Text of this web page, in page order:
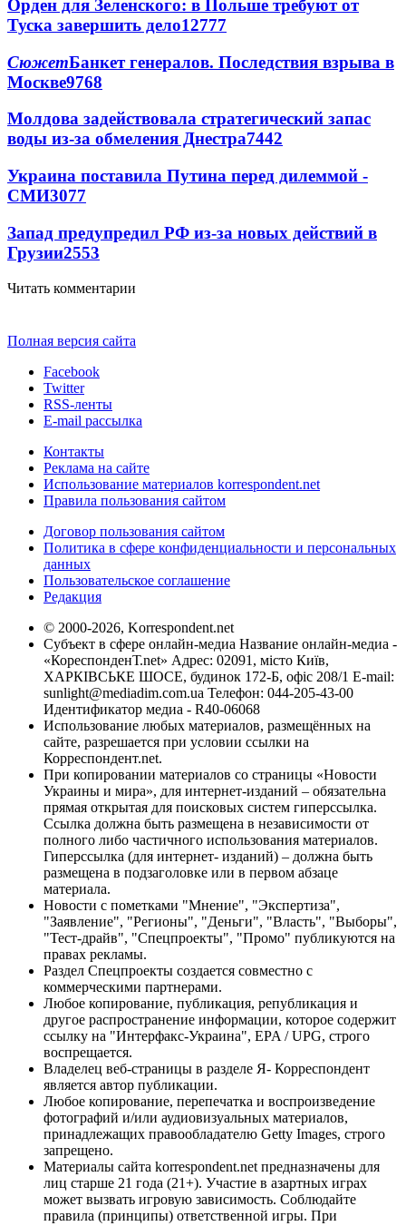
Орден для Зеленского: в Польше требуют от
Туска завершить дело12777
СюжетБанкет генералов. Последствия взрыва в
Москве9768
Молдова задействовала стратегический запас
воды из-за обмеления Днестра7442
Украина поставила Путина перед дилеммой -
СМИ3077
Запад предупредил РФ из-за новых действий в
Грузии2553
Читать комментарии
Полная версия сайта
Facebook
Twitter
RSS-ленты
E-mail рассылка
Контакты
Реклама на сайте
Использование материалов korrespondent.net
Правила пользования сайтом
Договор пользования сайтом
Политика в сфере конфиденциальности и персональных
данных
Пользовательское соглашение
Редакция
© 2000-2026, Korrespondent.net
Субъект в сфере онлайн-медиа Название онлайн-медиа -
«КореспонденТ.net» Адрес: 02091, місто Київ,
ХАРКІВСЬКЕ ШОСЕ, будинок 172-Б, офіс 208/1 E-mail:
sunlight@mediadim.com.ua Телефон: 044-205-43-00
Идентификатор медиа - R40-06068
Использование любых материалов, размещённых на
сайте, разрешается при условии ссылки на
Корреспондент.net.
При копировании материалов со страницы «Новости
Украины и мира», для интернет-изданий – обязательна
прямая открытая для поисковых систем гиперссылка.
Ссылка должна быть размещена в независимости от
полного либо частичного использования материалов.
Гиперссылка (для интернет- изданий) – должна быть
размещена в подзаголовке или в первом абзаце
материала.
Новости с пометками "Мнение", "Экспертиза",
"Заявление", "Регионы", "Деньги", "Власть", "Выборы",
"Тест-драйв", "Спецпроекты", "Промо" публикуются на
правах рекламы.
Раздел Спецпроекты создается совместно с
коммерческими партнерами.
Любое копирование, публикация, републикация и
другое распространение информации, которое содержит
ссылку на "Интерфакс-Украина", EPA / UPG, строго
воспрещается.
Владелец веб-страницы в разделе Я- Корреспондент
является автор публикации.
Любое копирование, перепечатка и воспроизведение
фотографий и/или аудиовизуальных материалов,
принадлежащих правообладателю Getty Images, строго
запрещено.
Материалы сайта korrespondent.net предназначены для
лиц старше 21 года (21+). Участие в азартных играх
может вызвать игровую зависимость. Соблюдайте
правила (принципы) ответственной игры. При